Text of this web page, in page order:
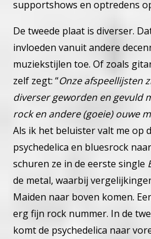
supportshows en optredens
De tweede plaat is diverser.
invloeden vanuit andere
muziekstijlen toe. Of zoals
zelf zegt: “Onze afspeellijsten
diverser geworden en gevuld
rock en andere (goeie) ouwe
Als ik het beluister valt me op
psychedelica en bluesrock
schuren ze in de eerste single
de metal, waarbij
Maiden naar boven komen.
erg fijn rock nummer. In de
komt de psychedelica naar